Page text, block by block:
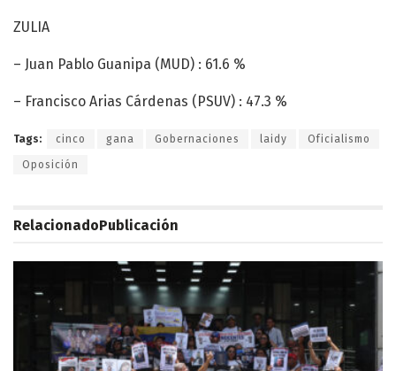
ZULIA
– Juan Pablo Guanipa (MUD) : 61.6 %
– Francisco Arias Cárdenas (PSUV) : 47.3 %
Tags: cinco gana Gobernaciones laidy Oficialismo
Oposición
RelacionadoPublicación